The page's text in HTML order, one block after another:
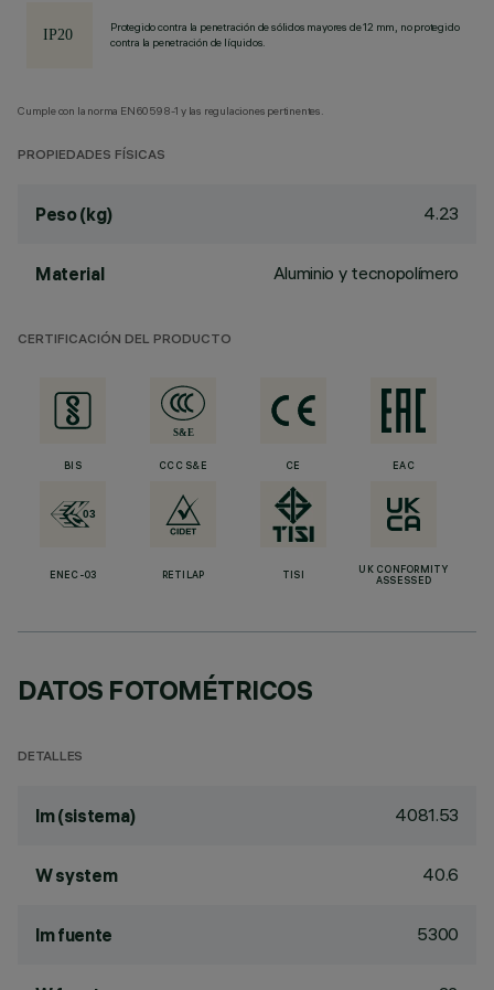
Protegido contra la penetración de sólidos mayores de 12 mm, no protegido
contra la penetración de líquidos.
Cumple con la norma EN60598-1 y las regulaciones pertinentes.
PROPIEDADES FÍSICAS
Peso (kg) 4.23
Material Aluminio y tecnopolímero
CERTIFICACIÓN DEL PRODUCTO
BIS CCC S&E CE EAC
ENEC-03 RETILAP TISI
UK CONFORMITY
ASSESSED
DATOS FOTOMÉTRICOS
DETALLES
lm (sistema) 4081.53
W system 40.6
lm fuente 5300